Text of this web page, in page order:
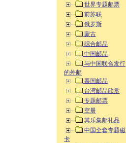
世界专题邮票
前苏联
俄罗斯
蒙古
综合邮品
中国邮品
与中国联合发行
的外邮
泰国邮品
台湾邮品欣赏
专题邮票
空册
其乐集邮礼品
中国全套专题磁
卡